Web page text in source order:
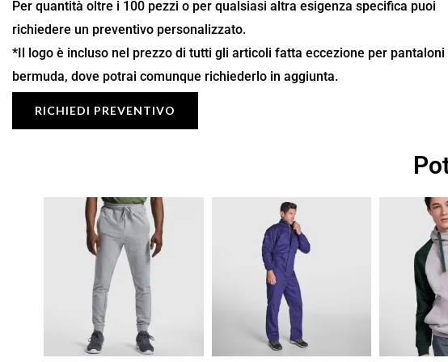
Per quantità oltre i 100 pezzi o per qualsiasi altra esigenza specifica puoi
richiedere un preventivo personalizzato.
*Il logo è incluso nel prezzo di tutti gli articoli fatta eccezione per pantaloni
bermuda, dove potrai comunque richiederlo in aggiunta.
RICHIEDI PREVENTIVO
Fascia
di
prezzo:
da
15,13 €
a
21,62 €
prezzo:
a
85,05 €